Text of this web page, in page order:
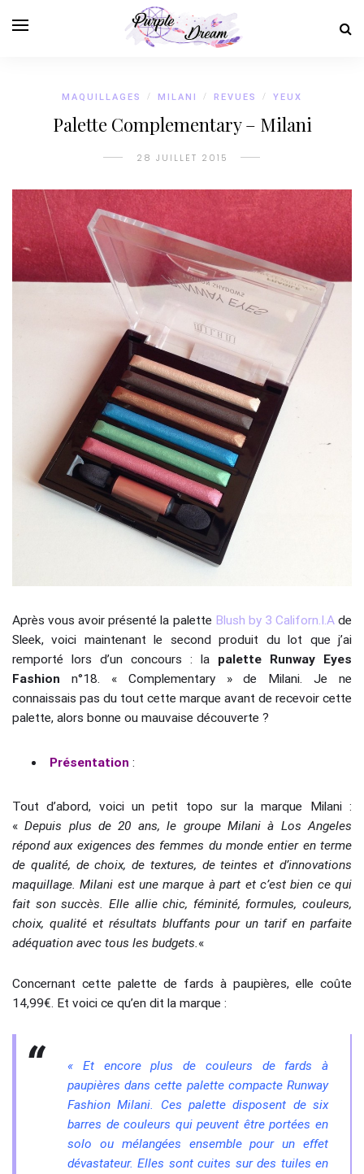
MAQUILLAGES / MILANI / REVUES / YEUX
Palette Complementary – Milani
28 JUILLET 2015
Après vous avoir présenté la palette Blush by 3 Californ.I.Ade
Sleek, voici maintenant le second produit du lot que j’ai
remporté lors d’un concours : la palette Runway Eyes
Fashion n°18. « Complementary » de Milani. Je ne
connaissais pas du tout cette marque avant de recevoir cette
palette, alors bonne ou mauvaise découverte ?
Présentation :
Tout d’abord, voici un petit topo sur la marque Milani :
«Depuis plus de 20 ans, le groupe Milani à Los Angeles
répond aux exigences des femmes du monde entier en terme
de qualité, de choix, de textures, de teintes et d’innovations
maquillage. Milani est une marque à part et c’est bien ce qui
fait son succès. Elle allie chic, féminité, formules, couleurs,
choix, qualité et résultats bluffants pour un tarif en parfaite
adéquation avec tous les budgets.«
Concernant cette palette de fards à paupières, elle coûte
14,99€. Et voici ce qu’en dit la marque :
« Et encore plus de couleurs de fards à
paupières dans cette palette compacte Runway
Fashion Milani. Ces palette disposent de six
barres de couleurs qui peuvent être portées en
solo ou mélangées ensemble pour un effet
dévastateur. Elles sont cuites sur des tuiles en